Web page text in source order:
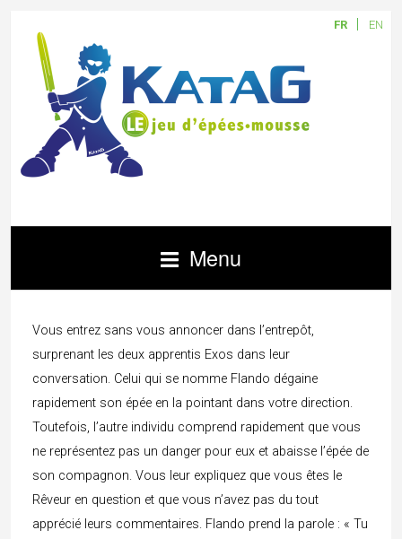
FR EN
Menu
Vous entrez sans vous annoncer dans l’entrepôt,
surprenant les deux apprentis Exos dans leur
conversation. Celui qui se nomme Flando dégaine
rapidement son épée en la pointant dans votre direction.
Toutefois, l’autre individu comprend rapidement que vous
ne représentez pas un danger pour eux et abaisse l’épée de
son compagnon. Vous leur expliquez que vous êtes le
Rêveur en question et que vous n’avez pas du tout
apprécié leurs commentaires. Flando prend la parole : « Tu